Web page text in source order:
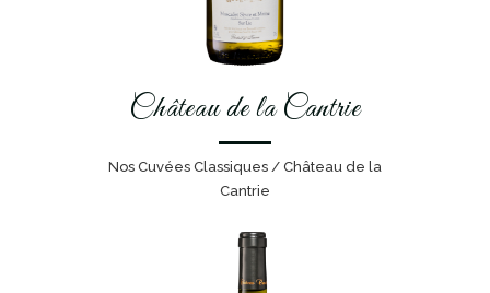
Château de la Cantrie
Nos Cuvées Classiques / Château de la
Cantrie